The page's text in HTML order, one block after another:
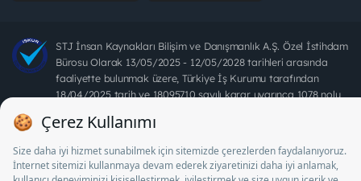
STJ İnsan Kaynakları Bilişim ve Danışmanlık A.Ş. Özel İstihdam
Bürosu Olarak 13/05/2025 - 12/05/2028 tarihleri arasında
faaliyette bulunmak üzere, Türkiye İş Kurumu tarafından
18/04/2025 tarih ve 18095710 sayılı karar uyarınca 1078 nolu
arayanlardan ücret alınması yasaktır.